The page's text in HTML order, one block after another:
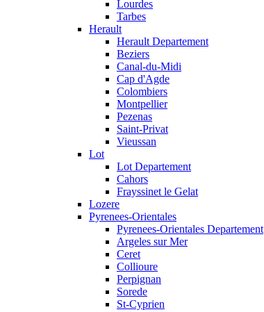
Lourdes
Tarbes
Herault
Herault Departement
Beziers
Canal-du-Midi
Cap d'Agde
Colombiers
Montpellier
Pezenas
Saint-Privat
Vieussan
Lot
Lot Departement
Cahors
Frayssinet le Gelat
Lozere
Pyrenees-Orientales
Pyrenees-Orientales Departement
Argeles sur Mer
Ceret
Collioure
Perpignan
Sorede
St-Cyprien